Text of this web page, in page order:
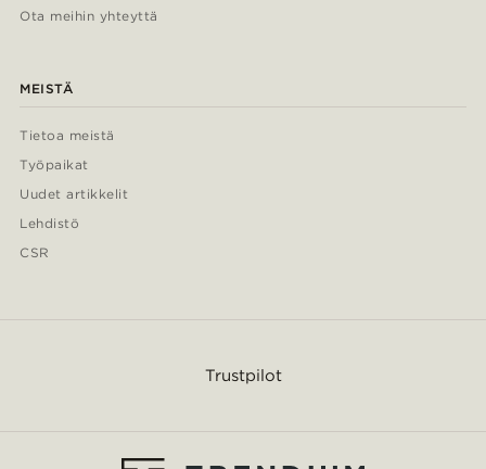
Ota meihin yhteyttä
MEISTÄ
Tietoa meistä
Työpaikat
Uudet artikkelit
Lehdistö
CSR
Trustpilot